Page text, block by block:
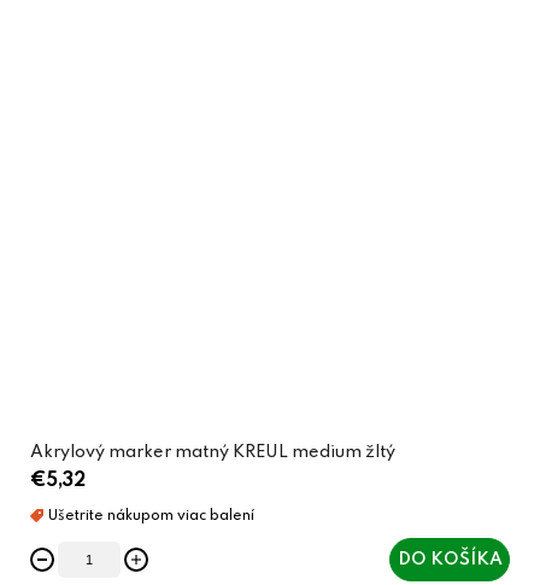
Akrylový marker matný KREUL medium žltý
€5,32
DO KOŠÍKA